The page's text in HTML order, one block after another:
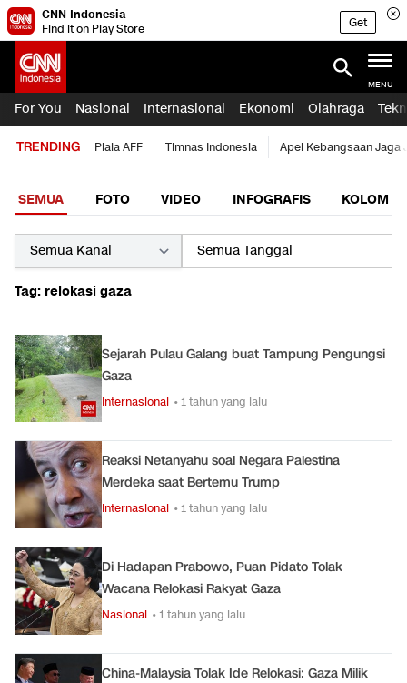
CNN Indonesia
Find it on Play Store
Get
MENU
For You Nasional Internasional Ekonomi Olahraga
TRENDING Piala AFF Timnas Indonesia Apel Kebangsaan Jaga
SEMUA FOTO VIDEO INFOGRAFIS KOLOM
Tag: relokasi gaza
Sejarah Pulau Galang buat Tampung Pengungsi
Gaza
Internasional • 1 tahun yang lalu
Reaksi Netanyahu soal Negara Palestina
Merdeka saat Bertemu Trump
Internasional • 1 tahun yang lalu
Di Hadapan Prabowo, Puan Pidato Tolak
Wacana Relokasi Rakyat Gaza
Nasional • 1 tahun yang lalu
China-Malaysia Tolak Ide Relokasi: Gaza Milik